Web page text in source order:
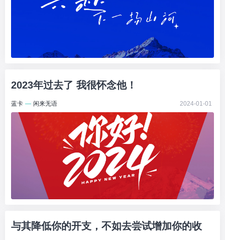
2023年过去了 我很怀念他！
蓝卡 — 闲来无语 2024-01-01
与其降低你的开支，不如去尝试增加你的收